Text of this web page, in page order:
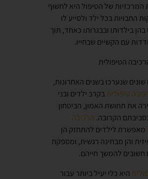
של הטיפול היא לחשוף
החבויות בכל ילד ולסייע לו
בילדותו ובבגרותו כאחד, תוך
עם הקשיים שבחייו.
הטיפולית
שנערכו בשנים האחרונות,
טיפוליתבקרב ילדים ובני
את תחושת האמון, הביטחון
הקרובה. הרכיבה
מאפשרת לילדים להתחזק הן
והן מבחינה רגשית, ומספקת
חשובים להמשך חייהם.
היא כלי יעיל ביותר עבור